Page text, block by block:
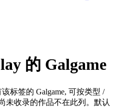
的 Galgame
标签的 Galgame, 可按类型 /
未收录的作品不在此列。默认